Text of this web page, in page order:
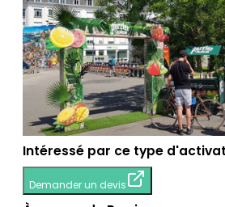
Intéressé par ce type
Demander un devis